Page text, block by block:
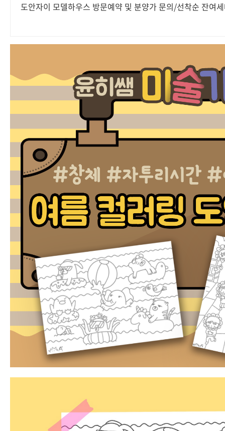
도안자이 모델하우스 방문예약 및 분양가 문의/선착순 잔여